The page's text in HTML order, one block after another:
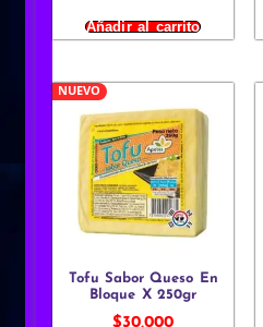
Añadir al carrito
NUEVO
Tofu Sabor Queso En
Bloque X 250gr
$30,000